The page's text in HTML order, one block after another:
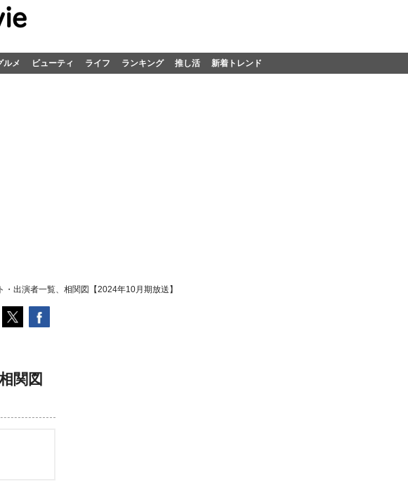
ルメ ビューティ ライフ ランキング 推し活 新着トレンド
出演者一覧、相関図【2024年10月期放送】
関図